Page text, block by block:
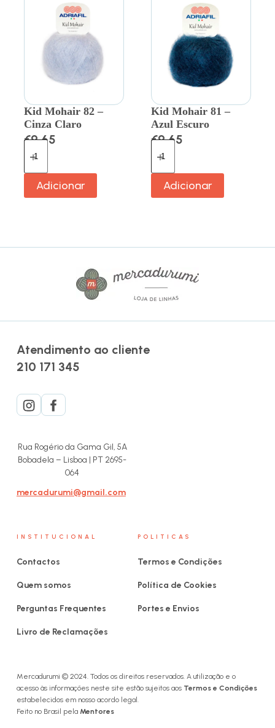
Kid Mohair 82 –
Cinza Claro
€9.65
Adicionar
Kid Mohair 81 –
Azul Escuro
€9.65
Adicionar
Atendimento ao cliente
210 171 345
Rua Rogério da Gama Gil, 5A
Bobadela – Lisboa | PT 2695-
064
mercadurumi@gmail.com
INSTITUCIONAL
Contactos
Quem somos
Perguntas Frequentes
Livro de Reclamações
POLITICAS
Termos e Condições
Política de Cookies
Portes e Envios
Mercadurumi © 2024. Todos os direitos reservados. A utilização e o
acesso às informações neste site estão sujeitos aos Termos e Condições
estabelecidos em nosso acordo legal.
Feito no Brasil pela Mentores